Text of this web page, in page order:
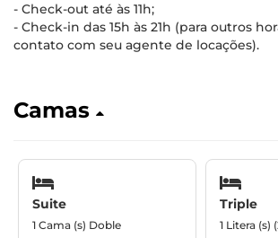
- Check-out até às 11h;
- Check-in das 15h às 21h (para outros
contato com seu agente de locações).
Camas
Suite
1 Cama (s) Doble
Triple
1 Litera (s)